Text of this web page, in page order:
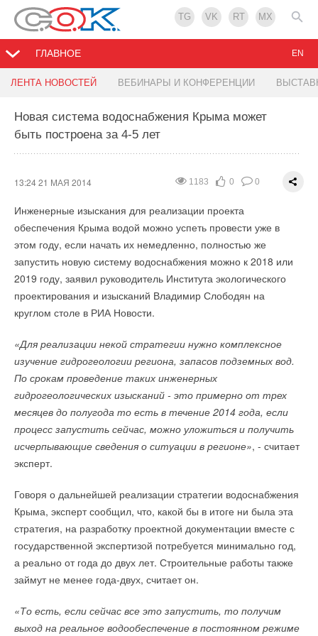
TG VK RT MX
ГЛАВНОЕ
ЛЕНТА НОВОСТЕЙ ВЕБИНАРЫ И КОНФЕРЕНЦИИ
EN
Новая система водоснабжения Крыма может
быть построена за 4-5 лет
1183 0 0
13:24 21 МАЯ 2014
Инженерные изыскания для реализации проекта
обеспечения Крыма водой можно успеть провести уже в
этом году, если начать их немедленно, полностью же
запустить новую систему водоснабжения можно к 2018 или
2019 году, заявил руководитель Института экологического
проектирования и изысканий Владимир Слободян на
круглом столе в РИА Новости.
«Для реализации некой стратегии нужно комплексное
изучение гидрогеологии региона, запасов подземных вод.
По срокам проведение таких инженерных
гидрогеологических изысканий - это примерно от трех
месяцев до полугода то есть в течение 2014 года, если
процесс запустить сейчас, можно уложиться и получить
исчерпывающие сведения о ситуации в регионе», - считает
эксперт.
Говоря о дальнейшей реализации стратегии водоснабжения
Крыма, эксперт сообщил, что, какой бы в итоге ни была эта
стратегия, на разработку проектной документации вместе с
государственной экспертизой потребуется минимально год,
а реально от года до двух лет. Строительные работы также
займут не менее года-двух, считает он.
«То есть, если сейчас все это запустить, то получим
выход на реальное водообеспечение в постоянном режиме
Завод сантехники Vitra открылся в Серпухове
2579 0
13:13 21 МАЯ 2014
11 мая 2014 года турецкий концерн Эджзаджибаши -
VitrA - открыл новый завод в Подмосковье.
Открытие состоялось в городе Серпухов в присутствии
официальных представителей местной власти, турецких
дипломатов, партнеров, друзей и высшего руководства
компании. Председатель холдинга Эджзаджибаши Бюлент
Эджзаджибаши, посол Турции в России Айдын Аднан Сезгин,
вице-президент подразделения сантехники Аталай Гюмра,
глава Серпуховского района Шестун Александр
Ахмет Яманер, Шафак Озан и Хашсемин Ананч
торжественно запустили в работу производство.
«Мы выбрали российский рынок, так как считаем его
перспективным и готовы продолжать наши инвестиции.
В планы компании входит активное расширение торговой
сети. Россия - наш стратегический партнер, и
руководство компании готово поддерживать и развивать
районом»,— подчеркнул Бюлент Эджзаджибаши.
Предприятие будет выпускать 250 тысяч единиц
сантехнических изделий в год, а к 2020 году руководство
компании планирует увеличить эту цифру до миллиона. Цех
«VitrA-сантехника» занимает 17 тыс. кв. м. Инвестиции в
здесь работают около 400 сотрудников.
Новые устройства для контроля расхода
17:50 20 МАЯ 2014
измерения и регулирования расхода воздуха, производства
Устройства МФК/МРК и МФП/МРП предназначены для
измерения, регулирования и мониторинга расхода воздуха в
системах вентиляции и кондиционирования, в том числе в
системах, где реализован принцип «вентиляции по
потребности» (Demand-controlled ventilation), системах с
переменным и постоянным расходом воздуха. Устройства
заслонкой с ручным приводом.
МФК/МРК и МФП/МРП позволяют с высокой точностью
определить текущее значение расхода воздуха. Их
применение позволяет значительно облегчить процесс
пуско-наладки систем вентиляции и кондиционирования, а
также обеспечивает возможность мониторинга систем в
процессе эксплуатации и, при необходимости, позволяет
Устройства для измерения и регулирования расхода
выпускаются для прямоугольных и круглых воздуховодов и
поставляются в следующих исполнениях:
МФК/МРК…, МФП/МРП… – базовое исполнение: для
измерения расхода воздуха требуется прибор для
менее 0–300 Па;
МФК/МРК…Ф1 и МФП/МРП…Ф1 – устройства с